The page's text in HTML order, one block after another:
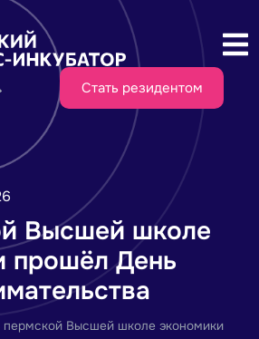
Стать резидентом
Высшей школе
прошёл День
пермской Высшей школе экономики